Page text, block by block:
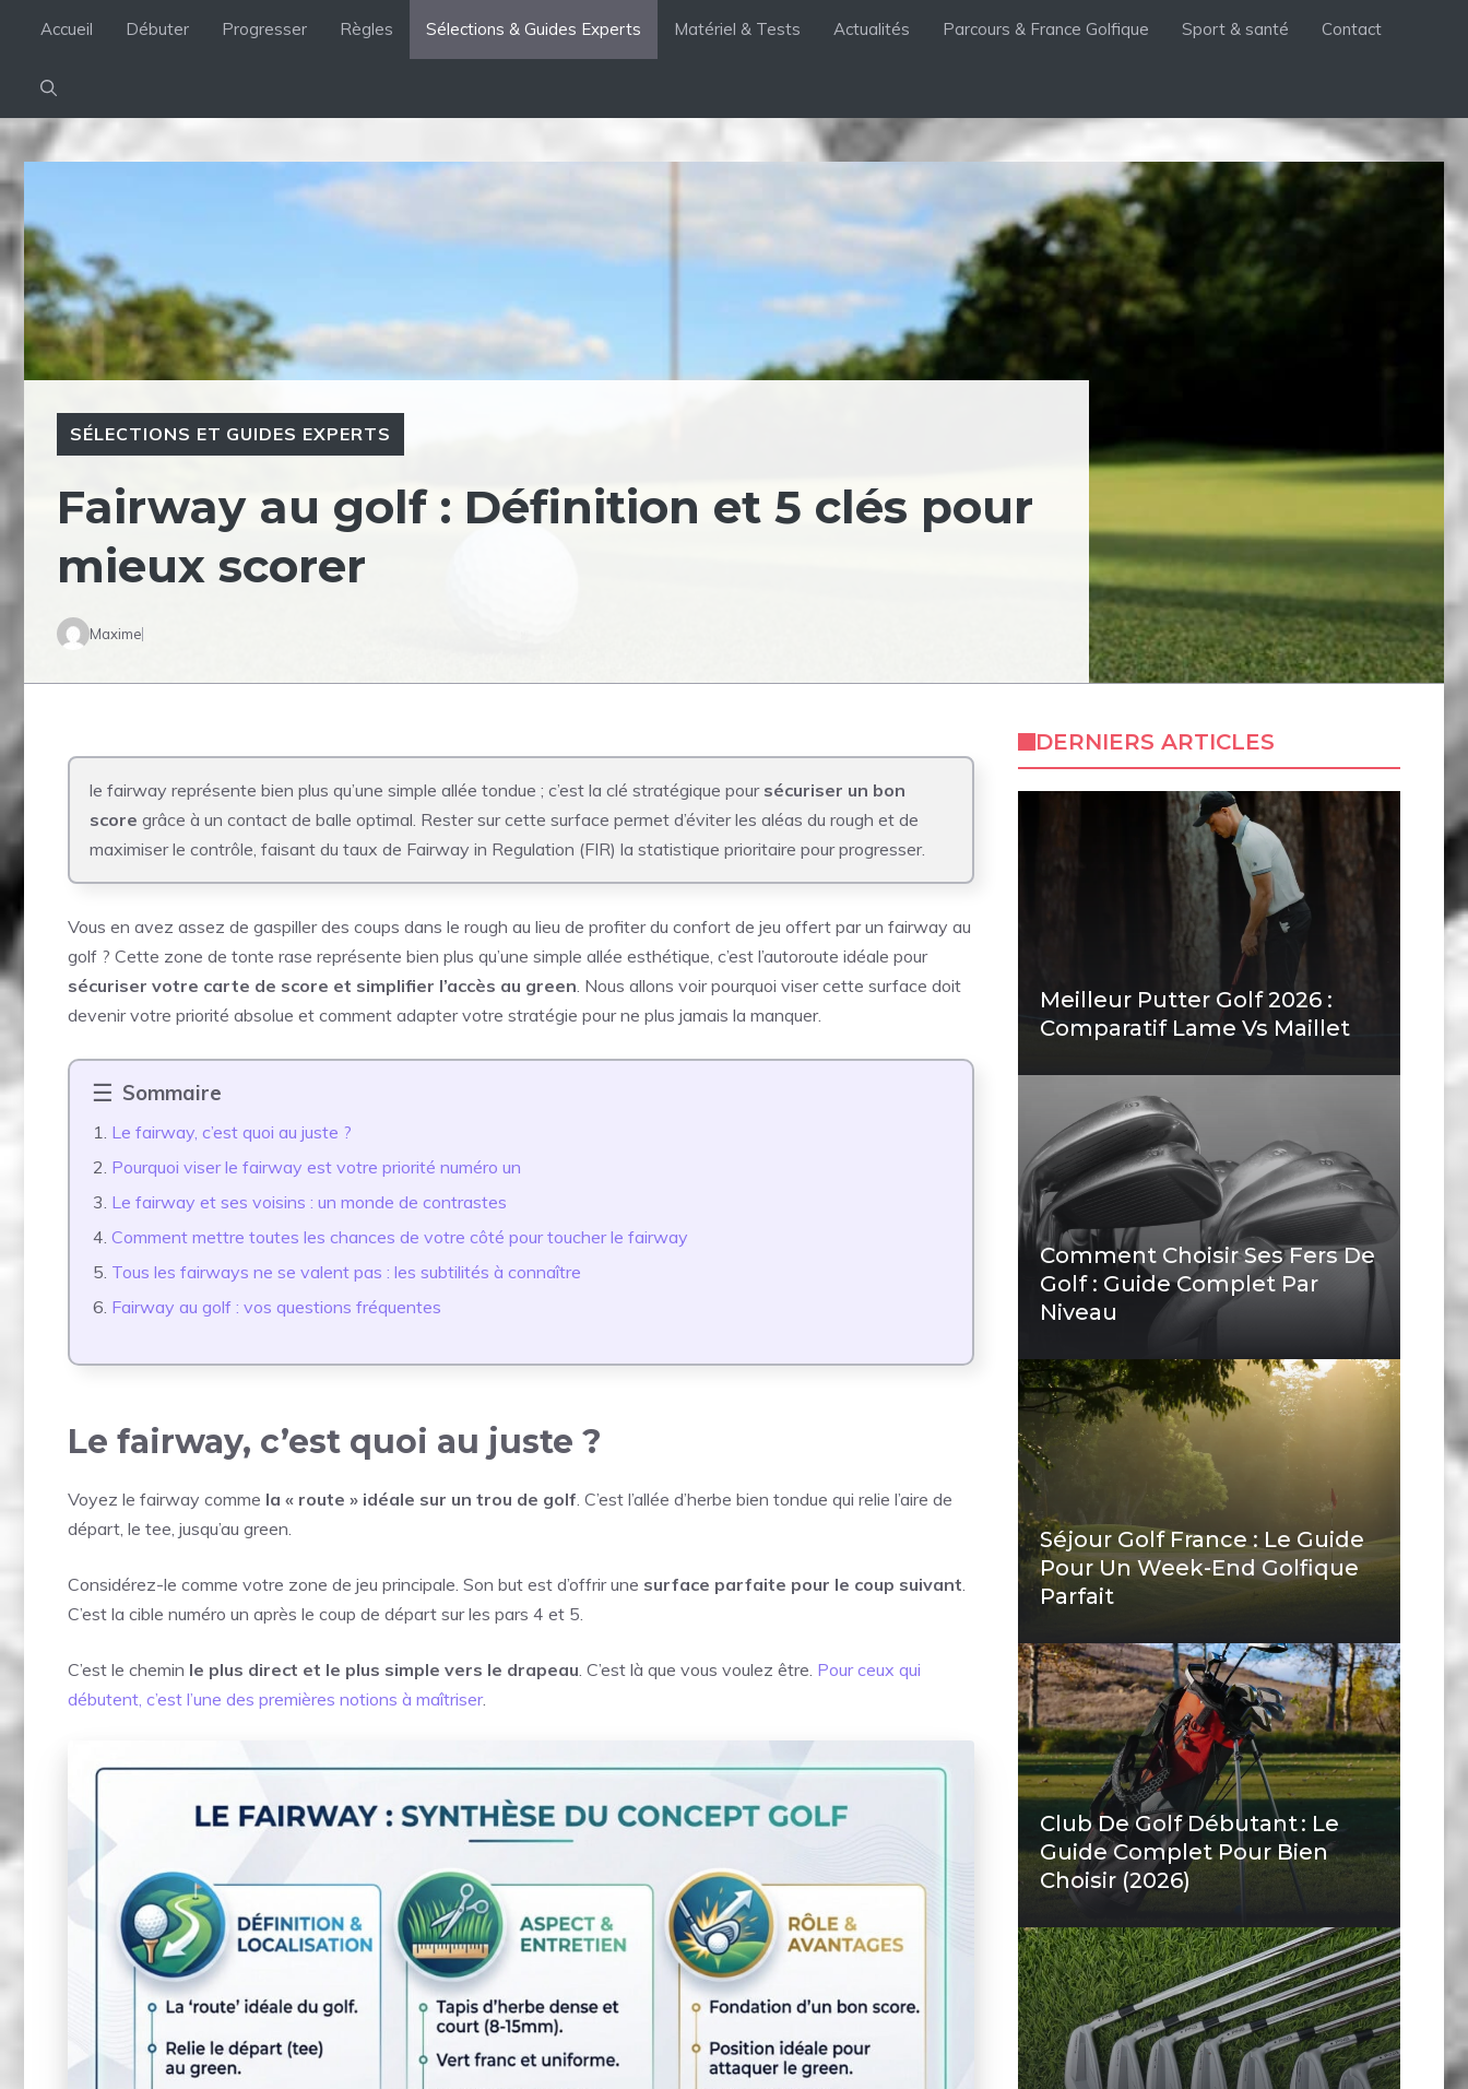
Accueil Débuter Progresser Règles Sélections & Guides Experts Matériel & Tests Actualités Parcours & France Golfique Sport & santé Contact
SÉLECTIONS ET GUIDES EXPERTS
Fairway au golf : Définition et 5 clés pour
mieux scorer
Maxime
le fairway représente bien plus qu’une simple allée tondue ; c’est la clé stratégique pour sécuriser un bon
score grâce à un contact de balle optimal. Rester sur cette surface permet d’éviter les aléas du rough et de
maximiser le contrôle, faisant du taux de Fairway in Regulation (FIR) la statistique prioritaire pour progresser.
Vous en avez assez de gaspiller des coups dans le rough au lieu de profiter du confort de jeu offert par un fairway au
golf ? Cette zone de tonte rase représente bien plus qu’une simple allée esthétique, c’est l’autoroute idéale pour
sécuriser votre carte de score et simplifier l’accès au green. Nous allons voir pourquoi viser cette surface doit
devenir votre priorité absolue et comment adapter votre stratégie pour ne plus jamais la manquer.
Sommaire
Le fairway, c’est quoi au juste ?
Pourquoi viser le fairway est votre priorité numéro un
Le fairway et ses voisins : un monde de contrastes
Comment mettre toutes les chances de votre côté pour toucher le fairway
Tous les fairways ne se valent pas : les subtilités à connaître
Fairway au golf : vos questions fréquentes
Le fairway, c’est quoi au juste ?
Voyez le fairway comme la « route » idéale sur un trou de golf. C’est l’allée d’herbe bien tondue qui relie l’aire de
départ, le tee, jusqu’au green.
Considérez-le comme votre zone de jeu principale. Son but est d’offrir une surface parfaite pour le coup suivant.
C’est la cible numéro un après le coup de départ sur les pars 4 et 5.
C’est le chemin le plus direct et le plus simple vers le drapeau. C’est là que vous voulez être. Pour ceux qui
débutent, c’est l’une des premières notions à maîtriser.
DERNIERS ARTICLES
Meilleur Putter Golf 2026 :
Comparatif Lame Vs Maillet
Comment Choisir Ses Fers De
Golf : Guide Complet Par
Niveau
Séjour Golf France : Le Guide
Pour Un Week-End Golfique
Parfait
Club De Golf Débutant : Le
Guide Complet Pour Bien
Choisir (2026)